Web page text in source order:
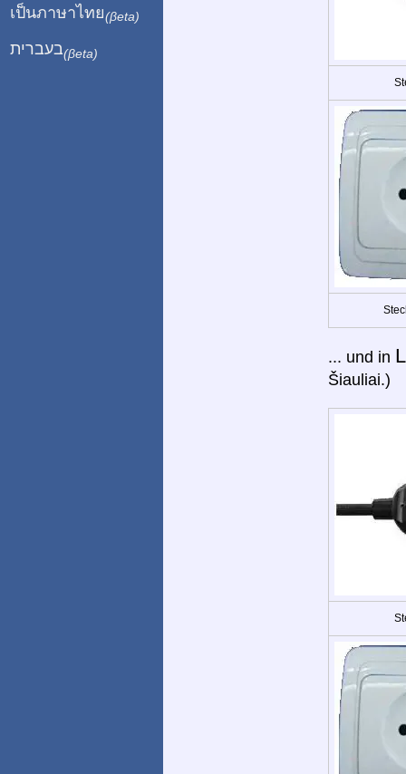
... und in
Šiauliai.)
เป็นภาษาไทย(βeta)
בעברית(βeta)